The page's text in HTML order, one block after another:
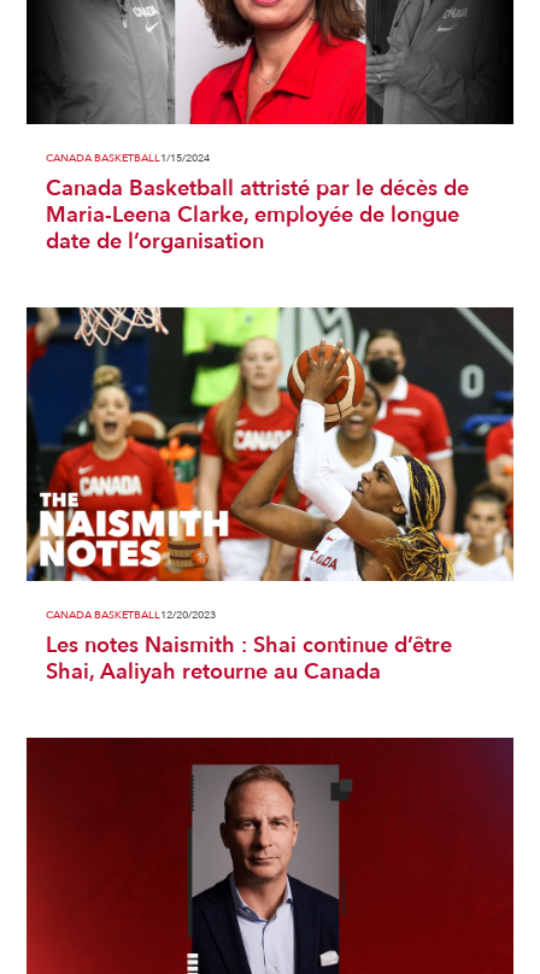
CANADA BASKETBALL1/15/2024
Canada Basketball attristé par le décès de
Maria-Leena Clarke, employée de longue
date de l’organisation
CANADA BASKETBALL12/20/2023
Les notes Naismith : Shai continue d’être
Shai, Aaliyah retourne au Canada